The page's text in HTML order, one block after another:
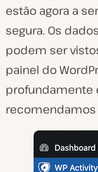
estão agora a
segura. Os
podem ser
painel do
profundamente
recomendamos